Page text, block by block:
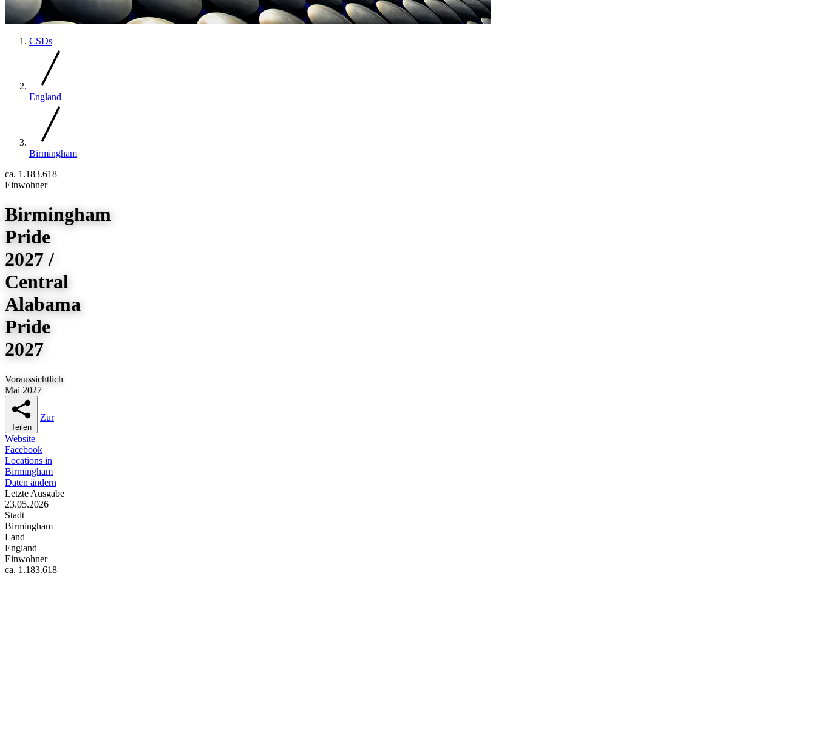
CSDs
England
Birmingham
ca. 1.183.618
Einwohner
Birmingham
Pride
2027 /
Central
Alabama
Pride
2027
Voraussichtlich
Mai 2027
Teilen
Zur
Website
Facebook
Locations in
Birmingham
Daten ändern
Letzte Ausgabe
23.05.2026
Stadt
Birmingham
Land
England
Einwohner
ca. 1.183.618